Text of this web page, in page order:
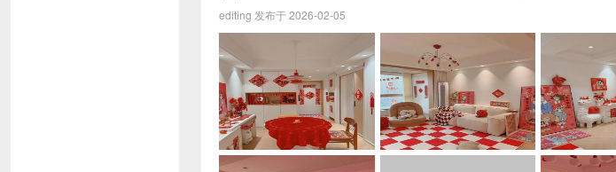
editing 发布于 2026-02-05